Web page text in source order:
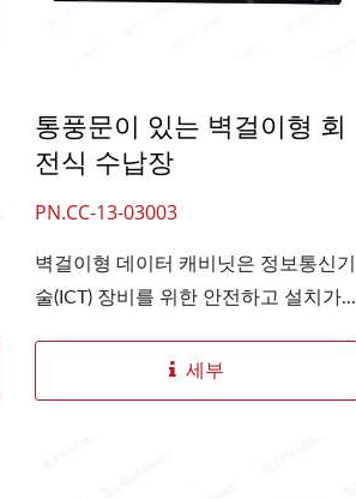
통풍문이 있는 벽걸이형 회
전식 수납장
PN.CC-13-03003
벽걸이형 데이터 캐비닛은 정보통신기
술(ICT) 장비를 위한 안전하고 설치가...
세부